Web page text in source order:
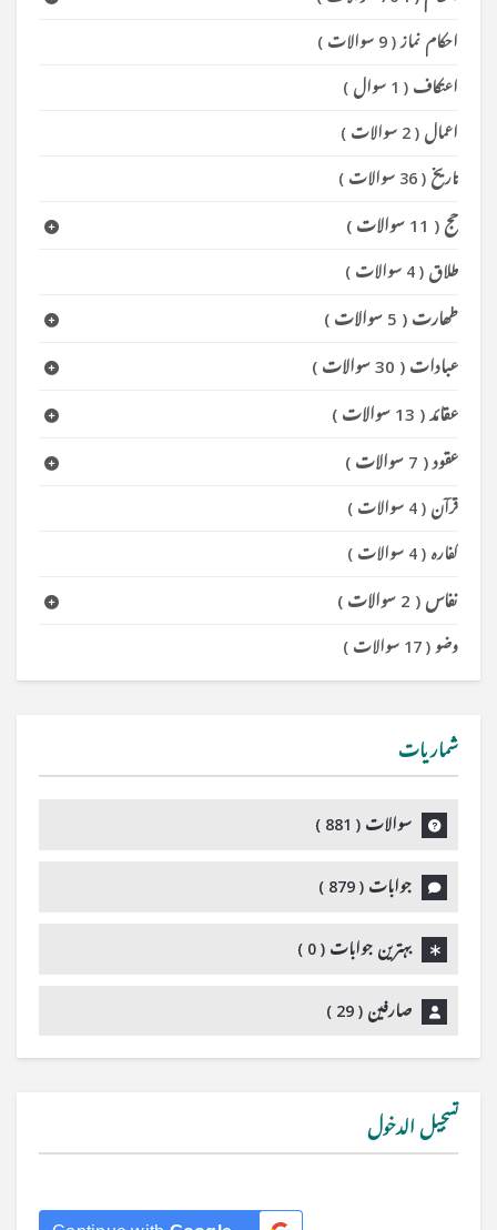
احکام نماز( 9 سوالات )
اعتکاف ( 1 سوال )
اعمال ( 2 سوالات )
تاریخ ( 36 سوالات )
حج ( 11 سوالات )
طلاق ( 4 سوالات )
طھارت ( 5 سوالات )
عبادات ( 30 سوالات )
عقائد( 13 سوالات )
عقود ( 7 سوالات )
قرآن ( 4 سوالات )
کفارہ ( 4 سوالات )
نفاس ( 2 سوالات )
وضو ( 17 سوالات )
شماریات
سوالات ( 881
)
جوابات ( 879
)
بہترین جوابات ( 0
)
صارفین ( 29
)
تسجيل الدخول